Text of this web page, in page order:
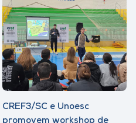
CREF3/SC e Unoesc
promovem workshop de